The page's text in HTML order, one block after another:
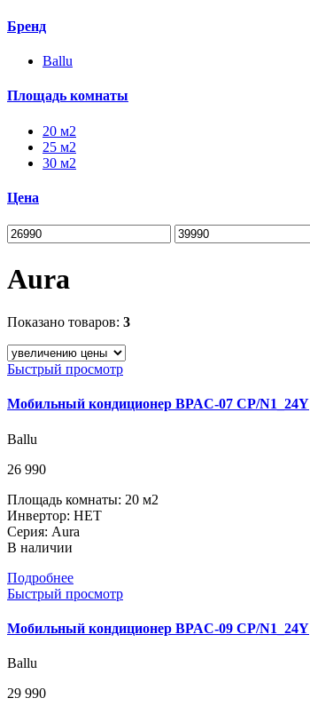
Бренд
Ballu
Площадь комнаты
20 м2
25 м2
30 м2
Цена
Aura
Показано товаров: 3
Быстрый просмотр
Мобильный кондиционер BPAC-07 CP/N1_24Y
Ballu
26 990
Площадь комнаты: 20 м2
Инвертор: НЕТ
Серия: Aura
В наличии
Подробнее
Быстрый просмотр
Мобильный кондиционер BPAC-09 CP/N1_24Y
Ballu
29 990